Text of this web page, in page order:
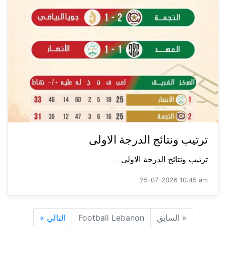
ترتيب ونتائج الدرجة الاولى
ترتيب ونتائج الدرجة الاولى ...
25-07-2026 10:45 am
« السابق Football Lebanon التالي »